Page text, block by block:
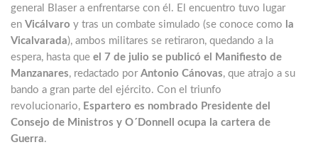
general Blaser a enfrentarse con él. El encuentro tuvo lugar
en Vicálvaro y tras un combate simulado (se conoce como la
Vicalvarada), ambos militares se retiraron, quedando a la
espera, hasta que el 7 de julio se publicó el Manifiesto de
Manzanares, redactado por Antonio Cánovas, que atrajo a su
bando a gran parte del ejército. Con el triunfo
revolucionario, Espartero es nombrado Presidente del
Consejo de Ministros y O´Donnell ocupa la cartera de
Guerra.